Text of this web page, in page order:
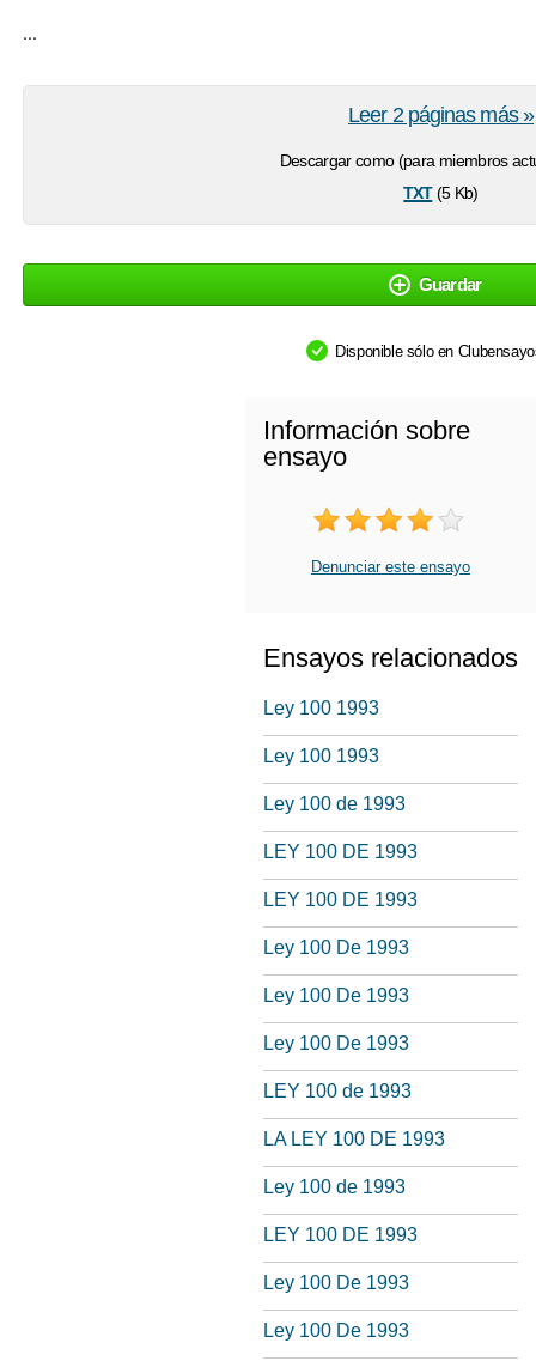
...
Descargar como (para miembros
txt(5 Kb)
Leer 2 páginas más »
Guardar
Disponible sólo en
Información sobre
ensayo
Denunciar este ensayo
Ensayos relacionados
Ley 100 1993
Ley 100 1993
Ley 100 de 1993
LEY 100 DE 1993
LEY 100 DE 1993
Ley 100 De 1993
Ley 100 De 1993
Ley 100 De 1993
LEY 100 de 1993
LA LEY 100 DE 1993
Ley 100 de 1993
LEY 100 DE 1993
Ley 100 De 1993
Ley 100 De 1993